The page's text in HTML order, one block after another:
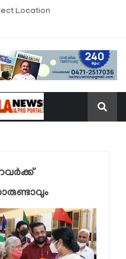
Location